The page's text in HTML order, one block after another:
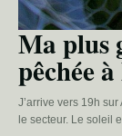
Ma plus
pêchée
J’arrive vers 19h
le secteur. Le soleil